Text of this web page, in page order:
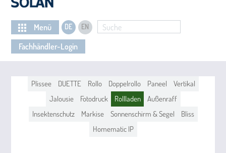
Menü DE EN
Suche
Fachhändler-Login
Plissee DUETTE Rollo Doppelrollo Paneel
Vertikal
Jalousie
Fotodruck Rollladen
Außenraff
Insektenschutz
Markise Sonnenschirm & Segel
Bliss
Homematic IP